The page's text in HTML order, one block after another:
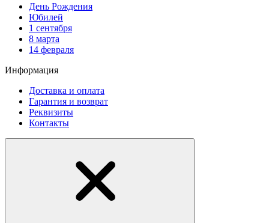
День Рождения
Юбилей
1 сентября
8 марта
14 февраля
Информация
Доставка и оплата
Гарантия и возврат
Реквизиты
Контакты